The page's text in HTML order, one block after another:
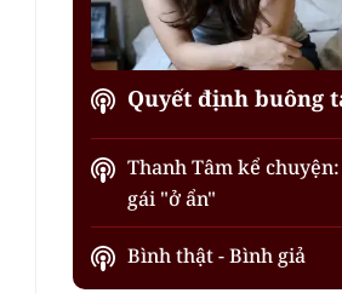
Quyết định buông
Thanh Tâm kể
gái "ở ẩn"
Bình thật - Bình giả